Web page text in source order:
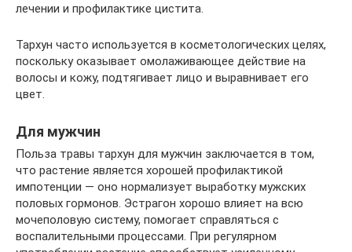
лечении и профилактике цистита.
Тархун часто используется в косметологических целях,
поскольку оказывает омолаживающее действие на
волосы и кожу, подтягивает лицо и выравнивает его
цвет.
Для мужчин
Польза травы тархун для мужчин заключается в том,
что растение является хорошей профилактикой
импотенции — оно нормализует выработку мужских
половых гормонов. Эстрагон хорошо влияет на всю
мочеполовую систему, помогает справляться с
воспалительными процессами. При регулярном